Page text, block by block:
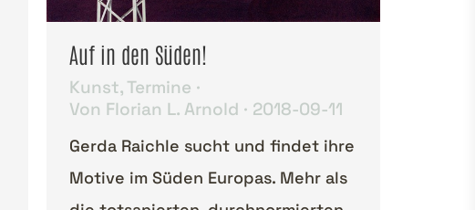
Auf in den Süden!
Kunst,Termine
Von Florian L. Arnold 2018-09-11
Gerda Raichle sucht und findet ihre
Motive im Süden Europas. Mehr als